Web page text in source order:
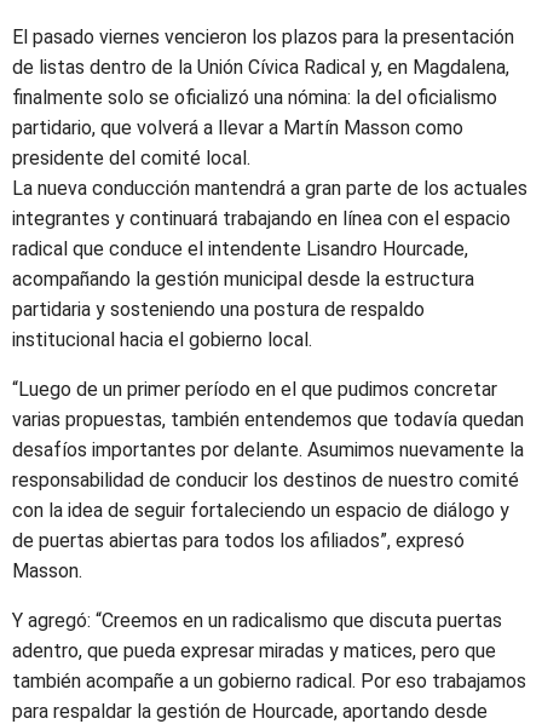
El pasado viernes vencieron los plazos para la presentación
de listas dentro de la Unión Cívica Radical y, en Magdalena,
finalmente solo se oficializó una nómina: la del oficialismo
partidario, que volverá a llevar a Martín Masson como
presidente del comité local.
La nueva conducción mantendrá a gran parte de los actuales
integrantes y continuará trabajando en línea con el espacio
radical que conduce el intendente Lisandro Hourcade,
acompañando la gestión municipal desde la estructura
partidaria y sosteniendo una postura de respaldo
institucional hacia el gobierno local.
“Luego de un primer período en el que pudimos concretar
varias propuestas, también entendemos que todavía quedan
desafíos importantes por delante. Asumimos nuevamente la
responsabilidad de conducir los destinos de nuestro comité
con la idea de seguir fortaleciendo un espacio de diálogo y
de puertas abiertas para todos los afiliados”, expresó
Masson.
Y agregó: “Creemos en un radicalismo que discuta puertas
adentro, que pueda expresar miradas y matices, pero que
también acompañe a un gobierno radical. Por eso trabajamos
para respaldar la gestión de Hourcade, aportando desde